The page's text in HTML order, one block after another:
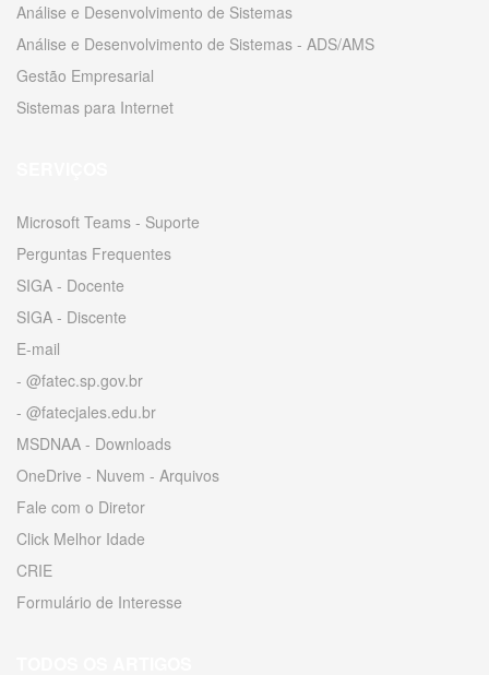
Análise e Desenvolvimento de Sistemas
Análise e Desenvolvimento de Sistemas - ADS/AMS
Gestão Empresarial
Sistemas para Internet
Microsoft Teams - Suporte
Perguntas Frequentes
SIGA - Docente
SIGA - Discente
E-mail
- @fatec.sp.gov.br
- @fatecjales.edu.br
MSDNAA - Downloads
OneDrive - Nuvem - Arquivos
Fale com o Diretor
Click Melhor Idade
CRIE
Formulário de Interesse